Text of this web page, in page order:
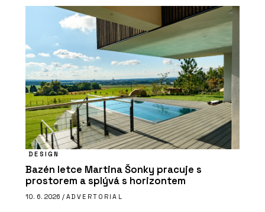
DESIGN
Bazén letce Martina Šonky pracuje s
prostorem a splývá s horizontem
10. 6. 2026 / ADVERTORIAL